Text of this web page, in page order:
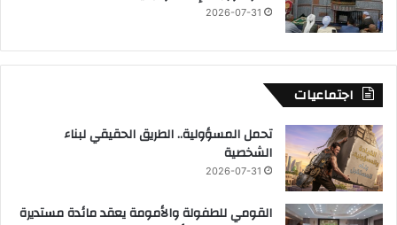
2026-07-31
اجتماعيات
تحمل المسؤولية.. الطريق الحقيقي لبناء
الشخصية
2026-07-31
القومي للطفولة والأمومة يعقد مائدة مستديرة